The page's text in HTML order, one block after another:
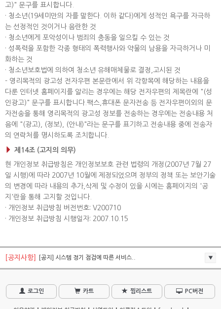
고)" 문구를 표시합니다.
· 청소년(19세미만의 자를 말한다. 이하 같다)에게 성적인 욕구를 자극하
는 선정적인 것이거나 음란한 것
· 청소년에게 포악성이나 범죄의 충동을 일으킬 수 있는 것
· 성폭력을 포함한 각종 형태의 폭력행사와 약물의 남용을 자극하거나 미
화하는 것
· 청소년보호법에 의하여 청소년 유해매체물로 결정,고시된 것
- 영리목적의 광고성 전자우편 본문란에서 위 각항목에 해당하는 내용을
다룬 인터넷 홈페이지를 알리는 경우에는 해당 전자우편의 제목란에 "(성
인광고)" 문구를 표시합니다.팩스,휴대폰 문자전송 등 전자우편이외의 문
자전송을 통해 영리목적의 광고성 정보를 전송하는 경우에는 전송내용 처
음에 "(광고), (정보), (안내)"라는 문구를 표기하고 전송내용 중에 전송자
의 연락처를 명시하도록 조치합니다.
제14조 (고지의 의무)
현 개인정보 취급방침은 개인정보보호 관련 법령의 개정(2007년 7월 27
일 시행)에 따라 2007년 10월에 제정되었으며 정부의 정책 또는 보안기술
의 변경에 따라 내용의 추가,삭제 및 수정이 있을 시에는 홈페이지의 '공
지'란을 통해 고지할 것입니다.
· 개인정보 취급방침 버전번호: V200710
· 개인정보 취급방침 시행일자: 2007.10.15
[공지사항] [공지] 시스템 정기 점검에 따른 서비스..
로그인 카트 찜리스트 PC버전